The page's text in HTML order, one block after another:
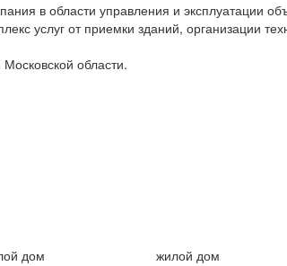
в области управления и эксплуатации
услуг от приемки зданий, организации
области.
дом жилой дом